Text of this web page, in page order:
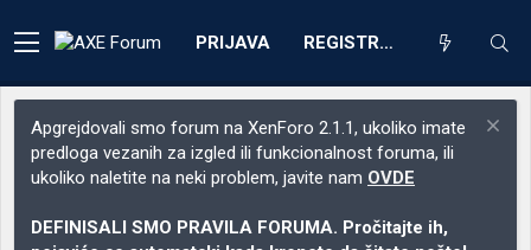
PRIJAVA REGISTRACIJA
Apgrejdovali smo forum na XenForo 2.1.1, ukoliko imate
predloga vezanih za izgled ili funkcionalnost foruma, ili
ukoliko naletite na neki problem, javite nam OVDE
DEFINISALI SMO PRAVILA FORUMA. Pročitajte ih,